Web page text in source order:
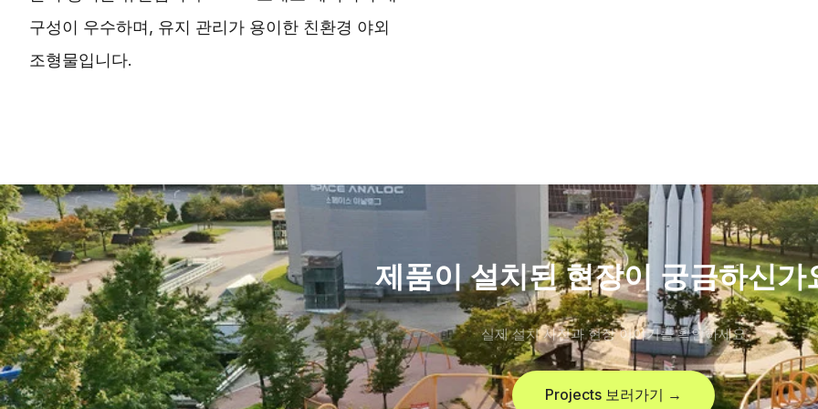
구성이 우수하며, 유지 관리가 용이한 친환경 야외
조형물입니다.
제품이 설치된 현장이 궁금하신가
실제 설치 사진과 현장 이야기를 확인하세요
Projects 보러가기 →